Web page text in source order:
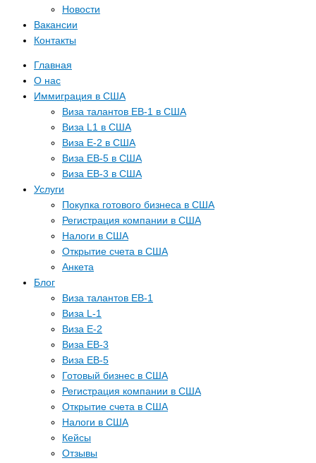
Новости
Вакансии
Контакты
Главная
О нас
Иммиграция в США
Виза талантов EB-1 в США
Виза L1 в США
Виза E-2 в США
Виза EB-5 в США
Виза EB-3 в США
Услуги
Покупка готового бизнеса в США
Регистрация компании в США
Налоги в США
Открытие счета в США
Анкета
Блог
Виза талантов EB-1
Виза L-1
Виза E-2
Виза EB-3
Виза EB-5
Готовый бизнес в США
Регистрация компании в США
Открытие счета в США
Налоги в США
Кейсы
Отзывы